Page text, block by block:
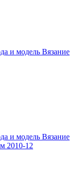
и модель Вязание
и модель Вязание
2010-12